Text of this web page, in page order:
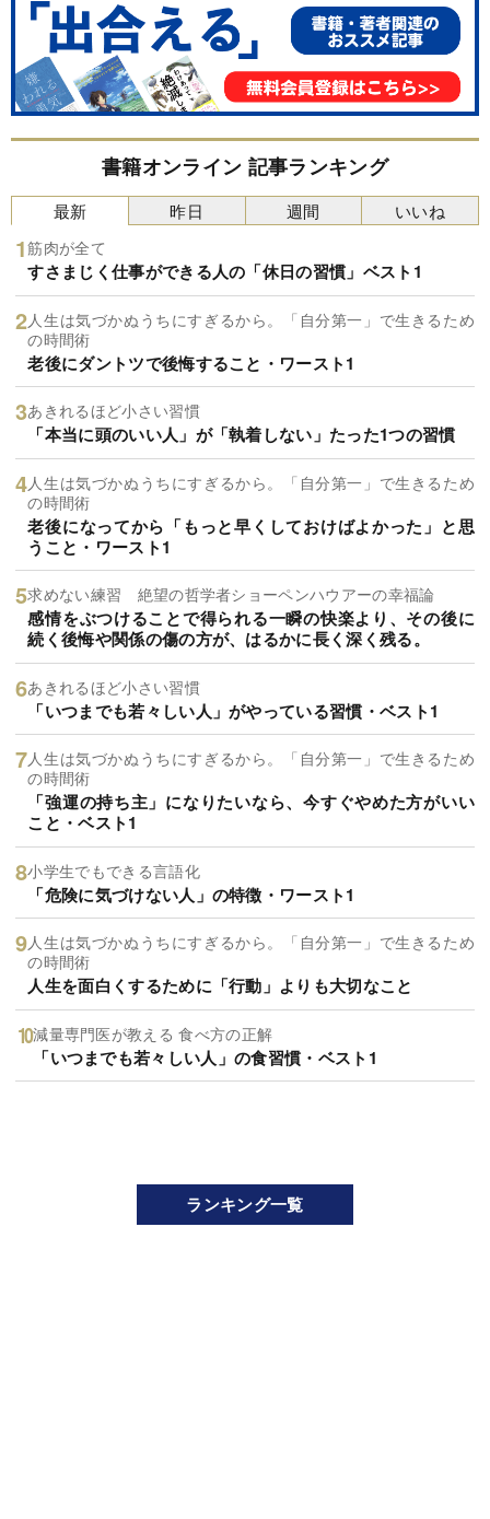
書籍オンライン 記事ランキング
最新
筋肉が全て
すさまじく仕事ができる人の「休日の習慣」ベスト1
人生は気づかぬうちにすぎるから。「自分第一」で生きるため
の時間術
老後にダントツで後悔すること・ワースト1
あきれるほど小さい習慣
「本当に頭のいい人」が「執着しない」たった1つの習慣
人生は気づかぬうちにすぎるから。「自分第一」で生きるため
の時間術
老後になってから「もっと早くしておけばよかった」と思
うこと・ワースト1
求めない練習 絶望の哲学者ショーペンハウアーの幸福論
感情をぶつけることで得られる一瞬の快楽より、その後に
続く後悔や関係の傷の方が、はるかに長く深く残る。
あきれるほど小さい習慣
「いつまでも若々しい人」がやっている習慣・ベスト1
人生は気づかぬうちにすぎるから。「自分第一」で生きるため
の時間術
「強運の持ち主」になりたいなら、今すぐやめた方がいい
こと・ベスト1
小学生でもできる言語化
「危険に気づけない人」の特徴・ワースト1
人生は気づかぬうちにすぎるから。「自分第一」で生きるため
の時間術
人生を面白くするために「行動」よりも大切なこと
減量専門医が教える 食べ方の正解
「いつまでも若々しい人」の食習慣・ベスト1
昨日 週間 いいね
ランキング一覧